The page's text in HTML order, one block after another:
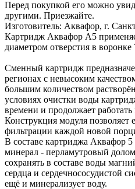
Перед покупкой его можно
другими. Приезжайте.
Изготовитель: Аквафор, г.
Картридж Аквафор А5
диаметром отверстия в
Сменный картридж
регионах с невысоким
большим количеством
условиях очистки воды
времени и продолжает работать
Конструкция модуля позволяет
фильтрации каждой новой
В составе картриджа Аквафор
минерал - перламутровый
сохранять в составе воды
сердца и сердечнососудистой
ещё и минерализует воду.